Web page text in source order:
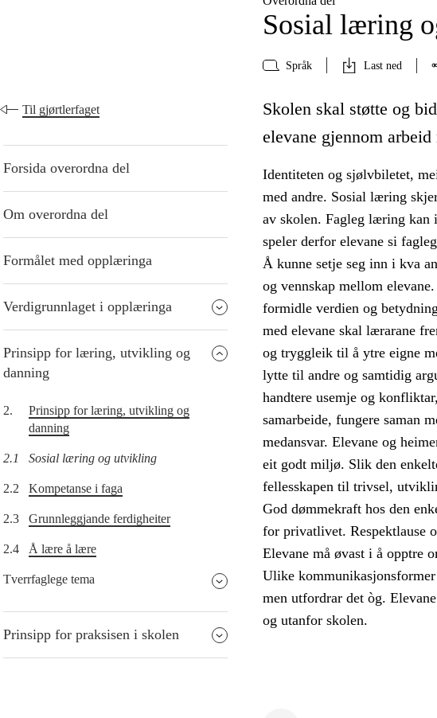
Sosial læring
Språk Last ned
Til gjørtlerfaget
Forsida overordna del
Om overordna del
Formålet med opplæringa
Verdigrunnlaget i opplæringa
Prinsipp for læring, utvikling og
danning
2.
Prinsipp for læring, utvikling og
danning
2.1 Sosial læring og utvikling
2.2 Kompetanse i faga
2.3 Grunnleggjande ferdigheiter
2.4 Å lære å lære
Tverrfaglege tema
Prinsipp for praksisen i skolen
Skolen skal støtte og
elevane gjennom
Identiteten og sjølvbiletet,
med andre. Sosial læring
av skolen. Fagleg læring kan
speler derfor elevane si
Å kunne setje seg inn i kva
og vennskap mellom
formidle verdien og
med elevane skal lærarane
og tryggleik til å ytre eigne
lytte til andre og samtidig
handtere usemje og
samarbeide, fungere saman
medansvar. Elevane og
eit godt miljø. Slik den
fellesskapen til trivsel,
God dømmekraft hos den
for privatlivet. Respektlause
Elevane må øvast i å opptre
Ulike
men utfordrar det òg.
og utanfor skolen.